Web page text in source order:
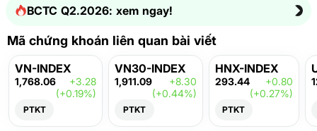
BCTC Q2.2026: xem ngay!
Mã chứng khoán liên quan bài viết
VN-INDEX
1,768.06
+3.28
(+0.19%)
PTKT
VN30-INDEX
1,911.09
+8.30
(+0.44%)
PTKT
HNX-INDEX
293.44
+0.80
(+0.27%)
PTKT